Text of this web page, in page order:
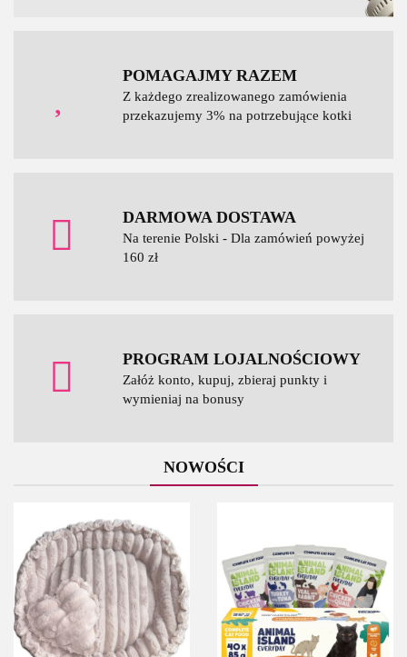
POMAGAJMY RAZEM
Z każdego zrealizowanego zamówienia
przekazujemy 3% na potrzebujące kotki
DARMOWA DOSTAWA
Na terenie Polski - Dla zamówień powyżej
160 zł
PROGRAM LOJALNOŚCIOWY
Załóż konto, kupuj, zbieraj punkty i
wymieniaj na bonusy
NOWOŚCI